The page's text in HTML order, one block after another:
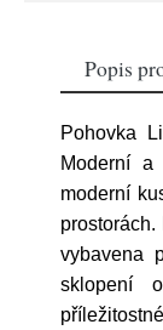
Popis
Pohovka
Moderní
moderní
vybavena
sklopení